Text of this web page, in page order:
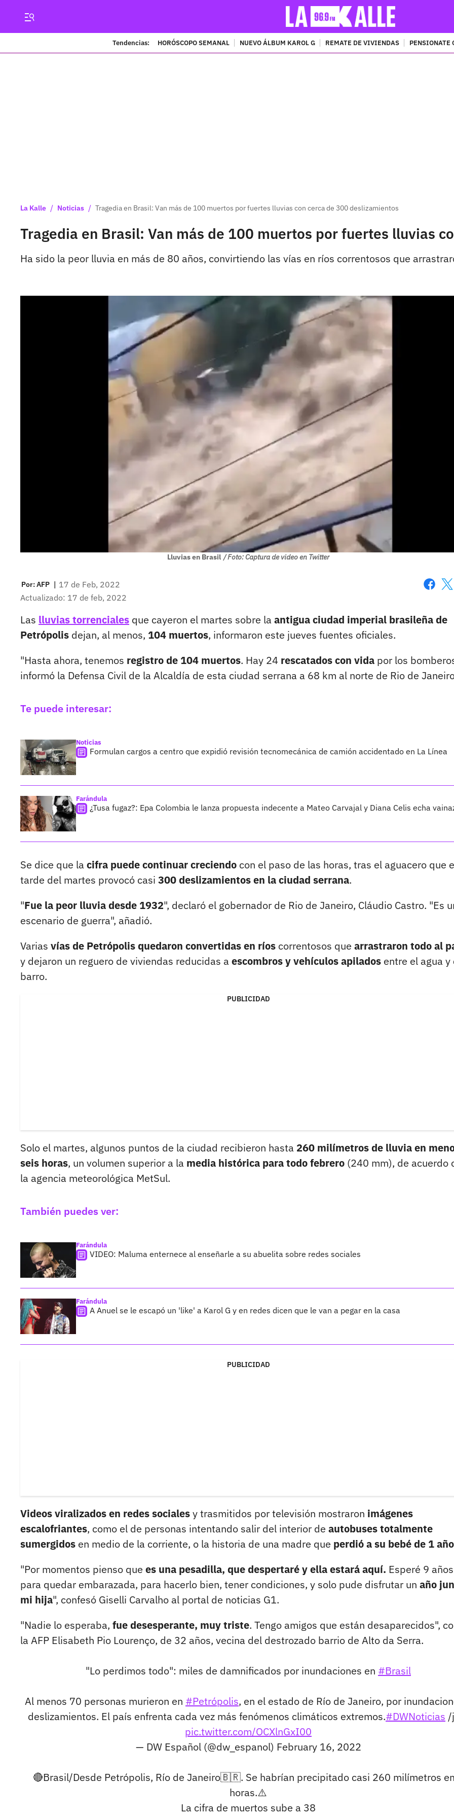
Tendencias: HORÓSCOPO SEMANAL NUEVO ÁLBUM KAROL G REMATE DE VIVIENDAS PENSIONATE
La Kalle / Noticias / Tragedia en Brasil: Van más de 100 muertos por fuertes lluvias con cerca de 300 deslizamientos
Tragedia en Brasil: Van más de 100 muertos por fuertes lluvias
Ha sido la peor lluvia en más de 80 años, convirtiendo las vías en ríos correntosos que
Lluvias en Brasil / Foto: Captura de video en Twitter
Por:AFP | 17 de Feb, 2022
Actualizado: 17 de feb, 2022
Las lluvias torrenciales que cayeron el martes sobre la antigua ciudad imperial brasileña de
Petrópolis dejan, al menos, 104 muertos, informaron este jueves fuentes oficiales.
"Hasta ahora, tenemos registro de 104 muertos. Hay 24 rescatados con vida por los
informó la Defensa Civil de la Alcaldía de esta ciudad serrana a 68 km al norte de Rio de
Te puede interesar:
Noticias
Formulan cargos a centro que expidió revisión tecnomecánica de camión accidentado en La Línea
Farándula
¿Tusa fugaz?: Epa Colombia le lanza propuesta indecente a Mateo Carvajal y Diana Celis echa
Se dice que la cifra puede continuar creciendo con el paso de las horas, tras el aguacero que
tarde del martes provocó casi 300 deslizamientos en la ciudad serrana.
"Fue la peor lluvia desde 1932", declaró el gobernador de Rio de Janeiro, Cláudio Castro. "Es
escenario de guerra", añadió.
Varias vías de Petrópolis quedaron convertidas en ríos correntosos que arrastraron todo al
y dejaron un reguero de viviendas reducidas a escombros y vehículos apilados entre el agua y
barro.
PUBLICIDAD
Solo el martes, algunos puntos de la ciudad recibieron hasta 260 milímetros de lluvia en
seis horas, un volumen superior a la media histórica para todo febrero (240 mm), de acuerdo
la agencia meteorológica MetSul.
También puedes ver:
Farándula
VIDEO: Maluma enternece al enseñarle a su abuelita sobre redes sociales
Farándula
A Anuel se le escapó un 'like' a Karol G y en redes dicen que le van a pegar en la casa
PUBLICIDAD
Videos viralizados en redes socialesy trasmitidos por televisión mostraron imágenes
escalofriantes, como el de personas intentando salir del interior de autobuses totalmente
sumergidos en medio de la corriente, o la historia de una madre que perdió a su bebé de 1 año
"Por momentos pienso que es una pesadilla, que despertaré y ella estará aquí. Esperé 9 años
para quedar embarazada, para hacerlo bien, tener condiciones, y solo pude disfrutar un año
mi hija", confesó Giselli Carvalho al portal de noticias G1.
"Nadie lo esperaba, fue desesperante, muy triste. Tengo amigos que están desaparecidos",
la AFP Elisabeth Pio Lourenço, de 32 años, vecina del destrozado barrio de Alto da Serra.
"Lo perdimos todo": miles de damnificados por inundaciones en #Brasil
Al menos 70 personas murieron en #Petrópolis, en el estado de Río de Janeiro, por
deslizamientos. El país enfrenta cada vez más fenómenos climáticos extremos.#DWNoticias /
pic.twitter.com/OCXlnGxI00
— DW Español (@dw_espanol) February 16, 2022
🔴Brasil/Desde Petrópolis, Río de Janeiro🇧🇷. Se habrían precipitado casi 260 milímetros
horas.⚠️
La cifra de muertos sube a 38